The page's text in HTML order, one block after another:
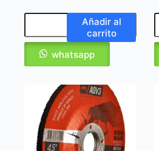
Añadir al
carrito
whatsapp